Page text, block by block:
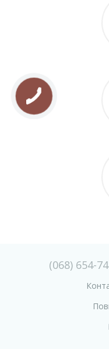
(068) 654-